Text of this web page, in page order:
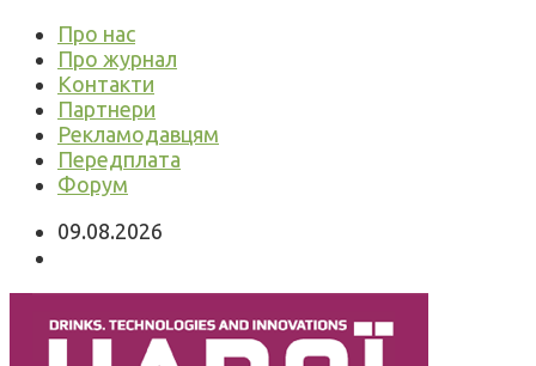
Про нас
Про журнал
Контакти
Партнери
Рекламодавцям
Передплата
Форум
09.08.2026